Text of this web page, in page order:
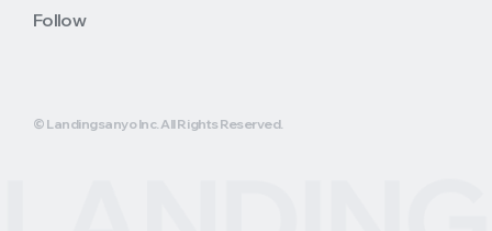
Follow
© Landingsanyo Inc. All Rights Reserved.